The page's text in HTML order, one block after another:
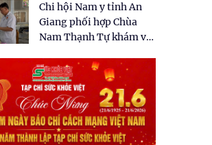
dân tại xã Tân Tập
Chi hội Nam y tỉnh An
Giang phối hợp Chùa
Nam Thạnh Tự khám và
nhân dân